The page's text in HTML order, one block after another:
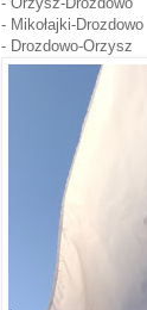
- Mikołajki-Drozdowo
- Drozdowo-Orzysz